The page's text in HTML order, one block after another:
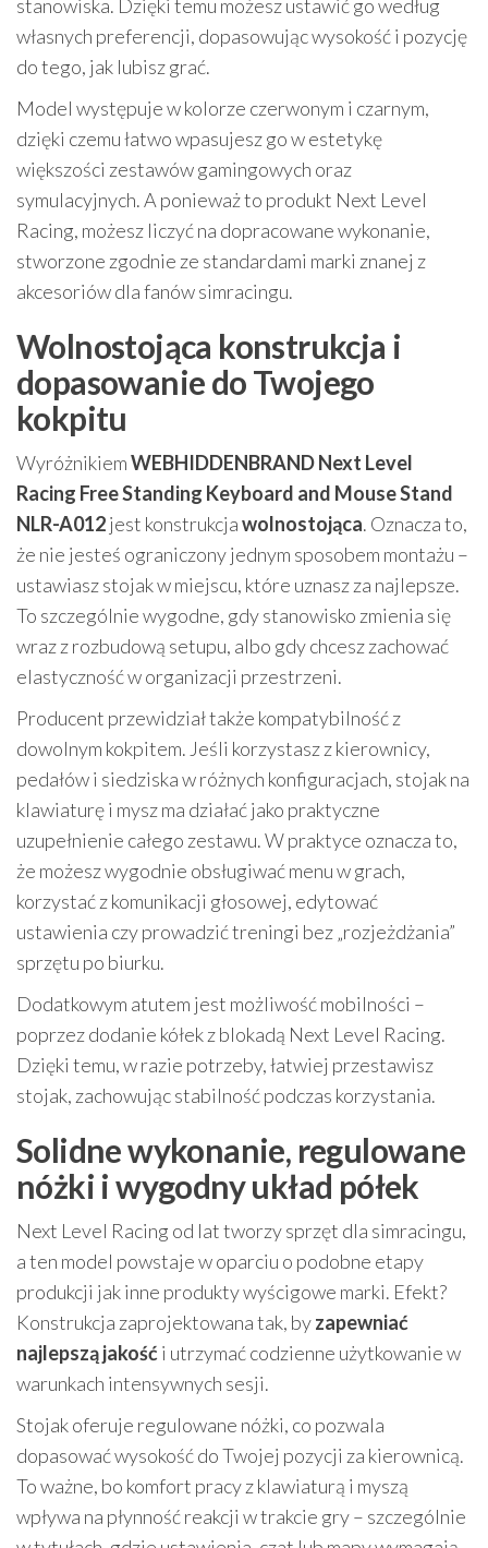
stanowiska. Dzięki temu możesz ustawić go według
własnych preferencji, dopasowując wysokość i pozycję
do tego, jak lubisz grać.
Model występuje w kolorze czerwonym i czarnym,
dzięki czemu łatwo wpasujesz go w estetykę
większości zestawów gamingowych oraz
symulacyjnych. A ponieważ to produkt Next Level
Racing, możesz liczyć na dopracowane wykonanie,
stworzone zgodnie ze standardami marki znanej z
akcesoriów dla fanów simracingu.
Wolnostojąca konstrukcja i
dopasowanie do Twojego
kokpitu
WyróżnikiemWEBHIDDENBRAND Next Level
Racing Free Standing Keyboard and Mouse Stand
NLR-A012jest konstrukcjawolnostojąca. Oznacza to,
że nie jesteś ograniczony jednym sposobem montażu –
ustawiasz stojak w miejscu, które uznasz za najlepsze.
To szczególnie wygodne, gdy stanowisko zmienia się
wraz z rozbudową setupu, albo gdy chcesz zachować
elastyczność w organizacji przestrzeni.
Producent przewidział także kompatybilność z
dowolnym kokpitem. Jeśli korzystasz z kierownicy,
pedałów i siedziska w różnych konfiguracjach, stojak na
klawiaturę i mysz ma działać jako praktyczne
uzupełnienie całego zestawu. W praktyce oznacza to,
że możesz wygodnie obsługiwać menu w grach,
korzystać z komunikacji głosowej, edytować
ustawienia czy prowadzić treningi bez „rozjeżdżania”
sprzętu po biurku.
Dodatkowym atutem jest możliwość mobilności –
poprzez dodanie kółek z blokadą Next Level Racing.
Dzięki temu, w razie potrzeby, łatwiej przestawisz
stojak, zachowując stabilność podczas korzystania.
Solidne wykonanie, regulowane
nóżki i wygodny układ półek
Next Level Racing od lat tworzy sprzęt dla simracingu,
a ten model powstaje w oparciu o podobne etapy
produkcji jak inne produkty wyścigowe marki. Efekt?
Konstrukcja zaprojektowana tak, byzapewniać
najlepszą jakośći utrzymać codzienne użytkowanie w
warunkach intensywnych sesji.
Stojak oferuje regulowane nóżki, co pozwala
dopasować wysokość do Twojej pozycji za kierownicą.
To ważne, bo komfort pracy z klawiaturą i myszą
wpływa na płynność reakcji w trakcie gry – szczególnie